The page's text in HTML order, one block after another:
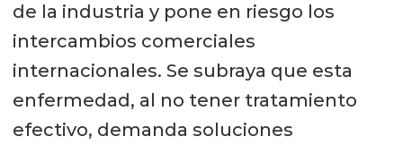
de la industria y pone en riesgo los
intercambios comerciales
internacionales. Se subraya que esta
enfermedad, al no tener tratamiento
efectivo, demanda soluciones